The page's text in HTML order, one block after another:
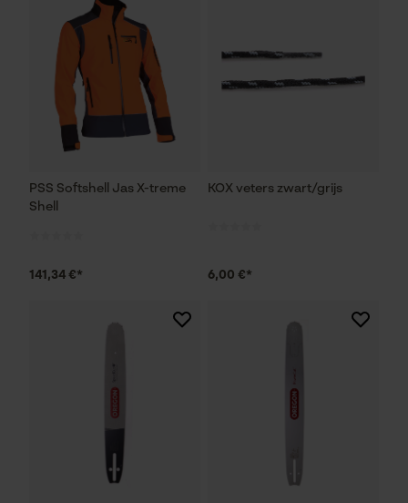
PSS Softshell Jas X-treme
Shell
141,34 €*
KOX veters zwart/grijs
6,00 €*